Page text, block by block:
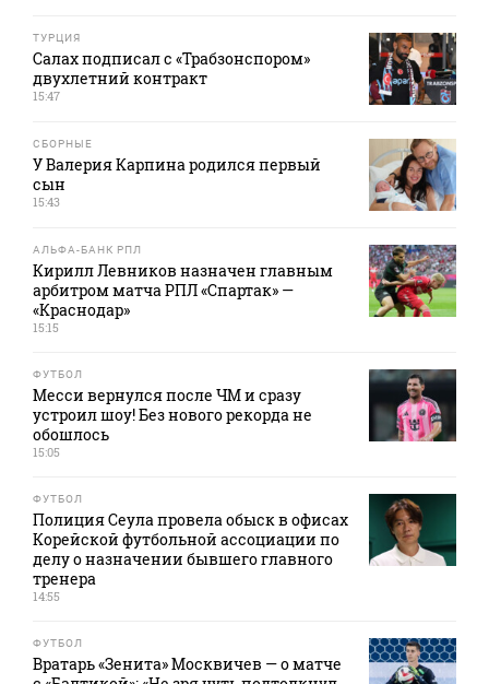
ТУРЦИЯ
Салах подписал с «Трабзонспором»
двухлетний контракт
15:47
СБОРНЫЕ
У Валерия Карпина родился первый
сын
15:43
АЛЬФА-БАНК РПЛ
Кирилл Левников назначен главным
арбитром матча РПЛ «Спартак» —
«Краснодар»
15:15
ФУТБОЛ
Месси вернулся после ЧМ и сразу
устроил шоу! Без нового рекорда не
обошлось
15:05
ФУТБОЛ
Полиция Сеула провела обыск в офисах
Корейской футбольной ассоциации по
делу о назначении бывшего главного
тренера
14:55
ФУТБОЛ
Вратарь «Зенита» Москвичев — о матче